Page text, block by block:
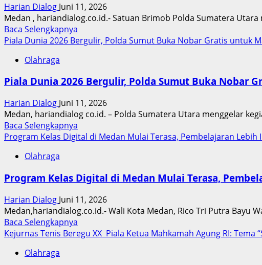
Beregu
Ketua
MA
RI
Harian Dialog Juni 11, 2026
Medan , hariandialog.co.id.- Satuan Brimob Polda Sumatera
Baca Selengkapnya
more
Sumut
Out
Amankan
Piala
AFF
ASEAN
Toba
2026
Piala Dunia 2026 Bergulir, Polda Sumut Buka Nobar Gratis untuk
Olahraga
Piala Dunia 2026 Bergulir, Polda Sumut Buka Nobar
Harian Dialog Juni 11, 2026
Medan, hariandialog co.id. – Polda Sumatera Utara menggelar
Baca Selengkapnya
more
2026
Polda
Sumut
Buka
Nobar
Program Kelas Digital di Medan Mulai Terasa, Pembelajaran
Olahraga
Program Kelas Digital di Medan Mulai Terasa,
Harian Dialog Juni 11, 2026
Medan,hariandialog.co.id.- Wali Kota Medan, Rico Tri Putra
Baca Selengkapnya
more
Kejurnas Tenis Beregu XX Piala Ketua Mahkamah Agung RI: Tema
Olahraga